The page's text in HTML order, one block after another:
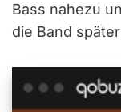
Bass nahezu
die Band